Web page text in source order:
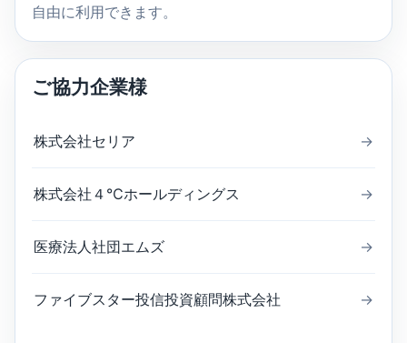
自由に利用できます。
ご協力企業様
株式会社セリア →
株式会社４℃ホールディングス →
医療法人社団エムズ →
ファイブスター投信投資顧問株式会社 →